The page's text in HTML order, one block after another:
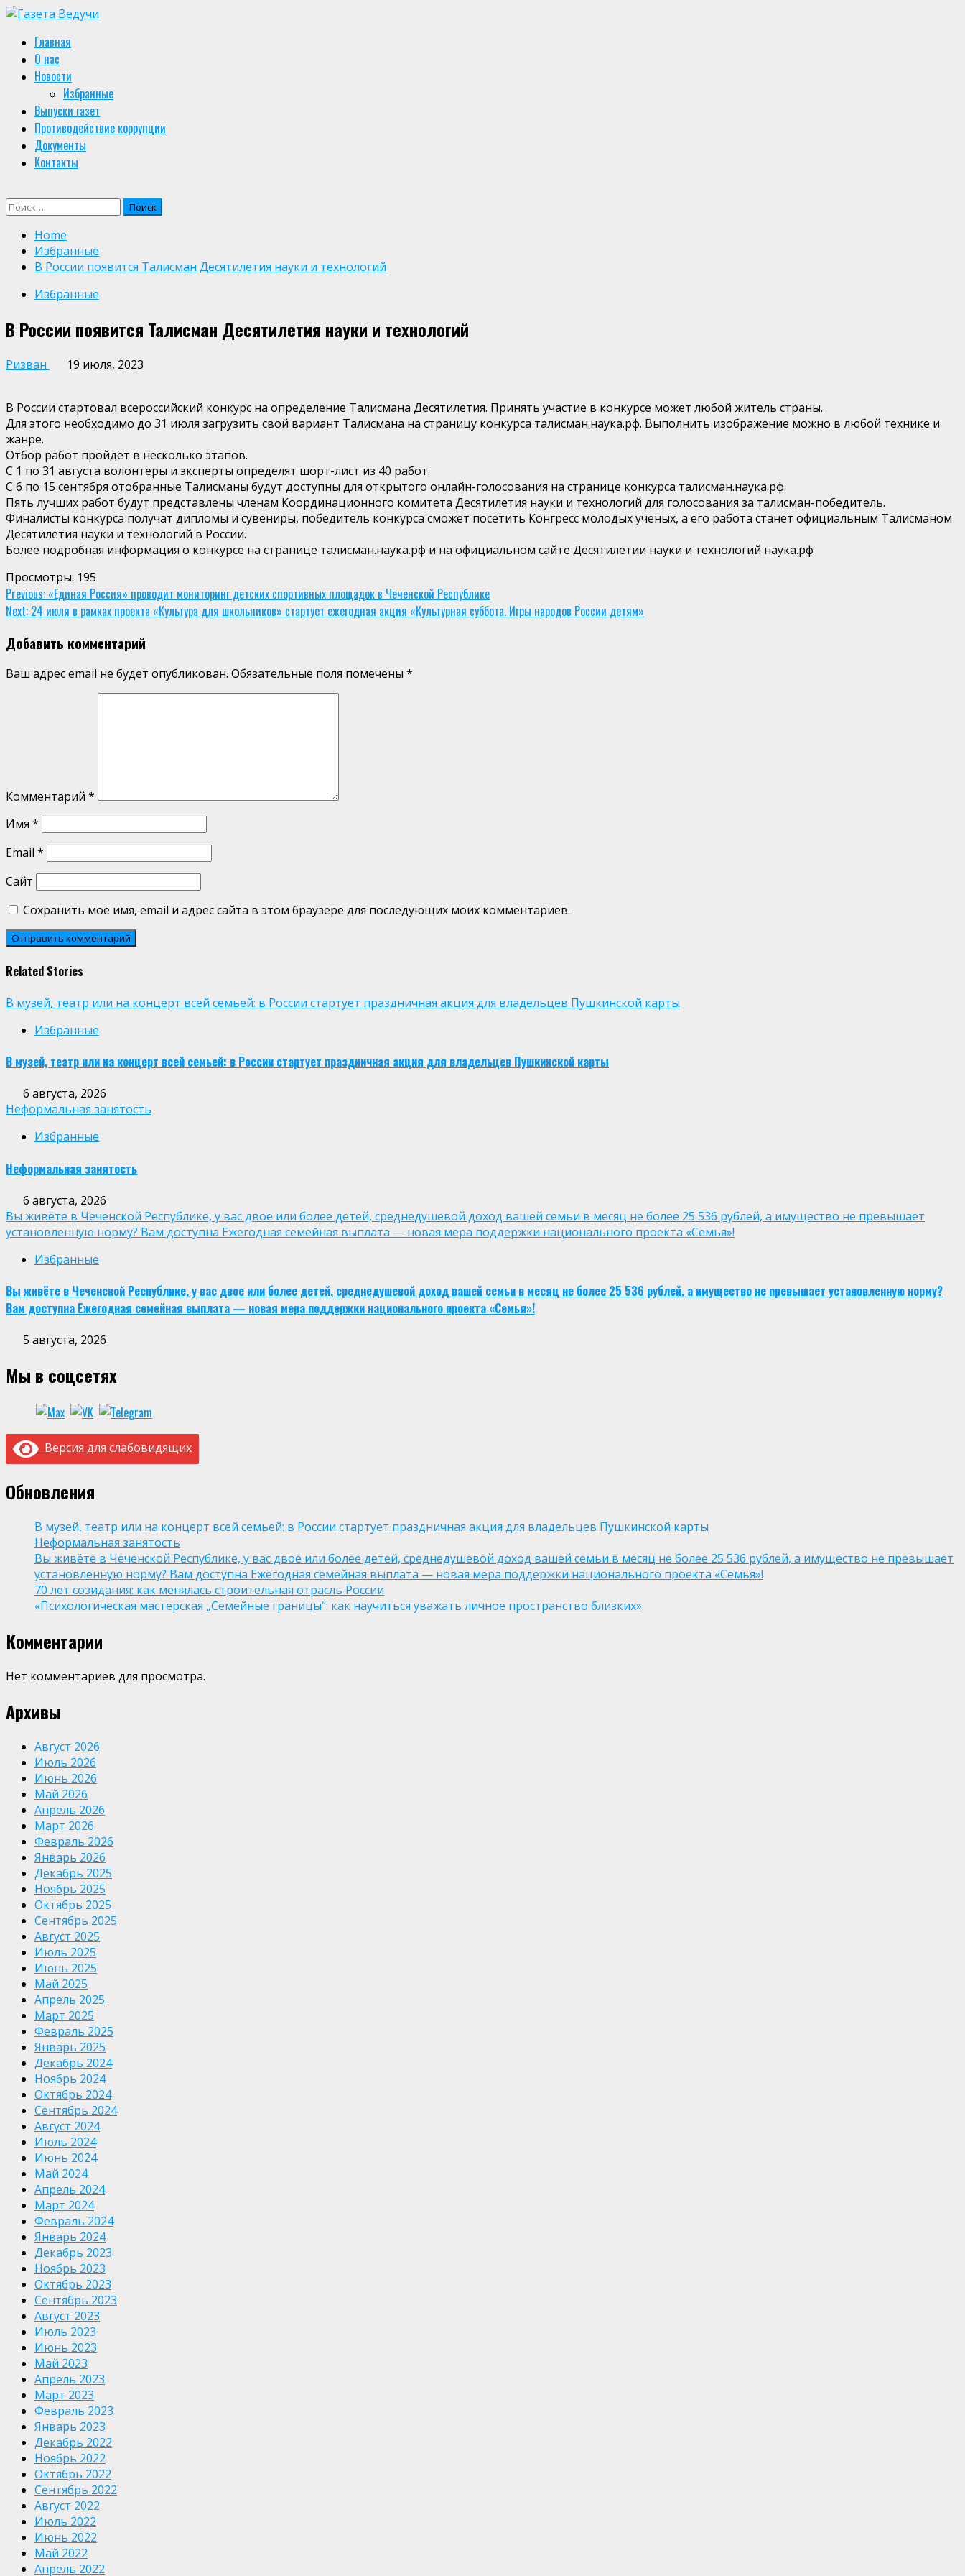
Skip
content
Primary
Menu
Главная
О нас
Новости
Избранные
Выпуски газет
Противодействие коррупции
Документы
Контакты
Найти:
Home
Избранные
В России появится Талисман Десятилетия науки и технологий
Избранные
В России появится Талисман Десятилетия науки и технологий
Ризван 19 июля, 2023
В России стартовал всероссийский конкурс на определение Талисмана Десятилетия. Принять участие в конкурсе может любой житель страны.
Для этого необходимо до 31 июля загрузить свой вариант Талисмана на страницу конкурса талисман.наука.рф. Выполнить изображение можно в любой технике и
жанре.
Отбор работ пройдёт в несколько этапов.
С 1 по 31 августа волонтеры и эксперты определят шорт-лист из 40 работ.
С 6 по 15 сентября отобранные Талисманы будут доступны для открытого онлайн-голосования на странице конкурса талисман.наука.рф.
Пять лучших работ будут представлены членам Координационного комитета Десятилетия науки и технологий для голосования за талисман-победитель.
Финалисты конкурса получат дипломы и сувениры, победитель конкурса сможет посетить Конгресс молодых ученых, а его работа станет официальным Талисманом
Десятилетия науки и технологий в России.
Более подробная информация о конкурсе на странице талисман.наука.рф и на официальном сайте Десятилетии науки и технологий наука.рф
Просмотры: 195
Continue
Reading
Previous: «Единая Россия» проводит мониторинг детских спортивных площадок в Чеченской Республике
Next: 24 июля в рамках проекта «Культура для школьников» стартует ежегодная акция «Культурная суббота. Игры народов России детям»
Добавить комментарий
Ваш адрес email не будет опубликован. Обязательные поля помечены *
Комментарий *
Имя *
Email *
Сайт
Сохранить моё имя, email и адрес сайта в этом браузере для последующих моих комментариев.
Related Stories
В музей, театр или на концерт всей семьей: в России стартует праздничная акция для владельцев Пушкинской карты
Избранные
В музей, театр или на концерт всей семьей: в России стартует праздничная акция для владельцев Пушкинской карты
6 августа, 2026
Неформальная занятость
Избранные
Неформальная занятость
6 августа, 2026
Вы живёте в Чеченской Республике, у вас двое или более детей, среднедушевой доход вашей семьи в месяц не более 25 536 рублей, а имущество не превышает
установленную норму? Вам доступна Ежегодная семейная выплата — новая мера поддержки национального проекта «Семья»!
Избранные
Вы живёте в Чеченской Республике, у вас двое или более детей, среднедушевой доход вашей семьи в месяц не более 25 536 рублей, а имущество не превышает установленную норму?
Вам доступна Ежегодная семейная выплата — новая мера поддержки национального проекта «Семья»!
5 августа, 2026
Мы в соцсетях
Версия для слабовидящих
Обновления
В музей, театр или на концерт всей семьей: в России стартует праздничная акция для владельцев Пушкинской карты
Неформальная занятость
Вы живёте в Чеченской Республике, у вас двое или более детей, среднедушевой доход вашей семьи в месяц не более 25 536 рублей, а имущество не превышает
установленную норму? Вам доступна Ежегодная семейная выплата — новая мера поддержки национального проекта «Семья»!
70 лет созидания: как менялась строительная отрасль России
«Психологическая мастерская „Семейные границы“: как научиться уважать личное пространство близких»
Комментарии
Нет комментариев для просмотра.
Архивы
Август 2026
Июль 2026
Июнь 2026
Май 2026
Апрель 2026
Март 2026
Февраль 2026
Январь 2026
Декабрь 2025
Ноябрь 2025
Октябрь 2025
Сентябрь 2025
Август 2025
Июль 2025
Июнь 2025
Май 2025
Апрель 2025
Март 2025
Февраль 2025
Январь 2025
Декабрь 2024
Ноябрь 2024
Октябрь 2024
Сентябрь 2024
Август 2024
Июль 2024
Июнь 2024
Май 2024
Апрель 2024
Март 2024
Февраль 2024
Январь 2024
Декабрь 2023
Ноябрь 2023
Октябрь 2023
Сентябрь 2023
Август 2023
Июль 2023
Июнь 2023
Май 2023
Апрель 2023
Март 2023
Февраль 2023
Январь 2023
Декабрь 2022
Ноябрь 2022
Октябрь 2022
Сентябрь 2022
Август 2022
Июль 2022
Июнь 2022
Май 2022
Апрель 2022